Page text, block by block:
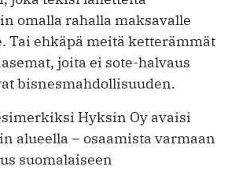
omalla rahalla maksavalle
Tai ehkäpä meitä ketterämmät
joita ei sote-halvaus
bisnesmahdollisuuden.
Hyksin Oy avaisi
alueella – osaamista varmaan
suomalaiseen